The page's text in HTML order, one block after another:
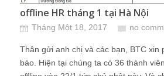
offline HR tháng 1 tại Hà Nội
Tháng Một 18, 2017 no
Thân gửi anh chị và các bạn, BTC xin
báo. Hiện tại chúng ta có 36 thành